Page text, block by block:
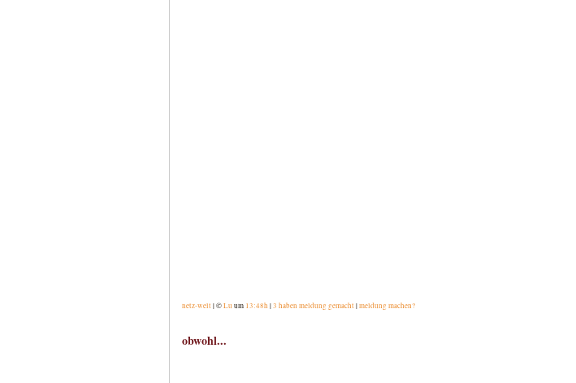
netz-welt| ©Lu um 13:48h |3 haben meldung gemacht|meldung machen?
obwohl...